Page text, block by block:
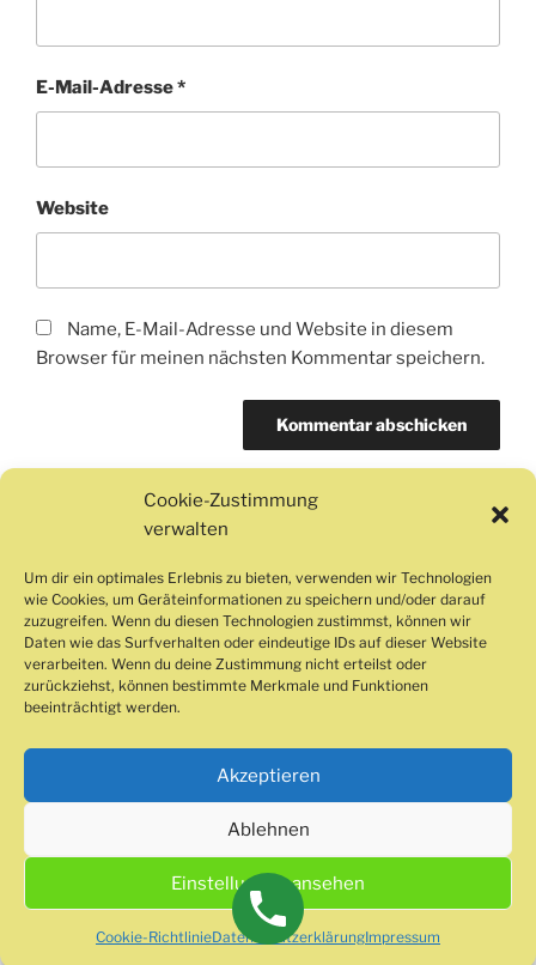
Cookie-Zustimmung
verwalten
Um dir ein optimales Erlebnis zu bieten, verwenden wir Technologien
wie Cookies, um Geräteinformationen zu speichern und/oder darauf
zuzugreifen. Wenn du diesen Technologien zustimmst, können wir
Daten wie das Surfverhalten oder eindeutige IDs auf dieser Website
verarbeiten. Wenn du deine Zustimmung nicht erteilst oder
zurückziehst, können bestimmte Merkmale und Funktionen
beeinträchtigt werden.
Akzeptieren
Ablehnen
Einstellungen ansehen
Cookie-RichtlinieDatenschutzerklärungImpressum
E-Mail-Adresse*
Website
Name, E-Mail-Adresse und Website in diesem
Browser für meinen nächsten Kommentar speichern.
Vorheriger
Beitrag
Mother your children are like birds
Nächster
Beitrag
WEITER
mejor casino españa 1
Datenschutzerklärung Stolz präsentiert von WordPress